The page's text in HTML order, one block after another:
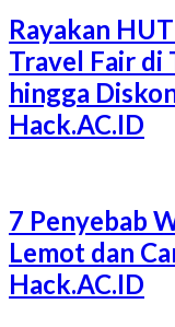
Rayakan
Travel Fair di
hingga
Hack.AC.ID
7 Penyebab
Lemot dan
Hack.AC.ID